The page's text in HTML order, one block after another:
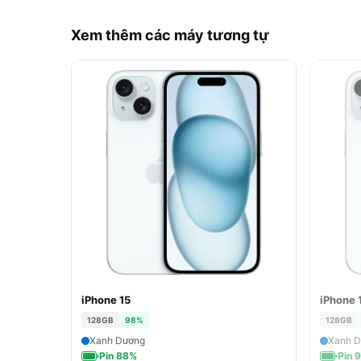
Xem thêm các máy tương tự
iPhone 15
128GB 98%
Xanh Dương
Pin 88%
ĐÃ
iPhone
128GB
Xanh
Pin